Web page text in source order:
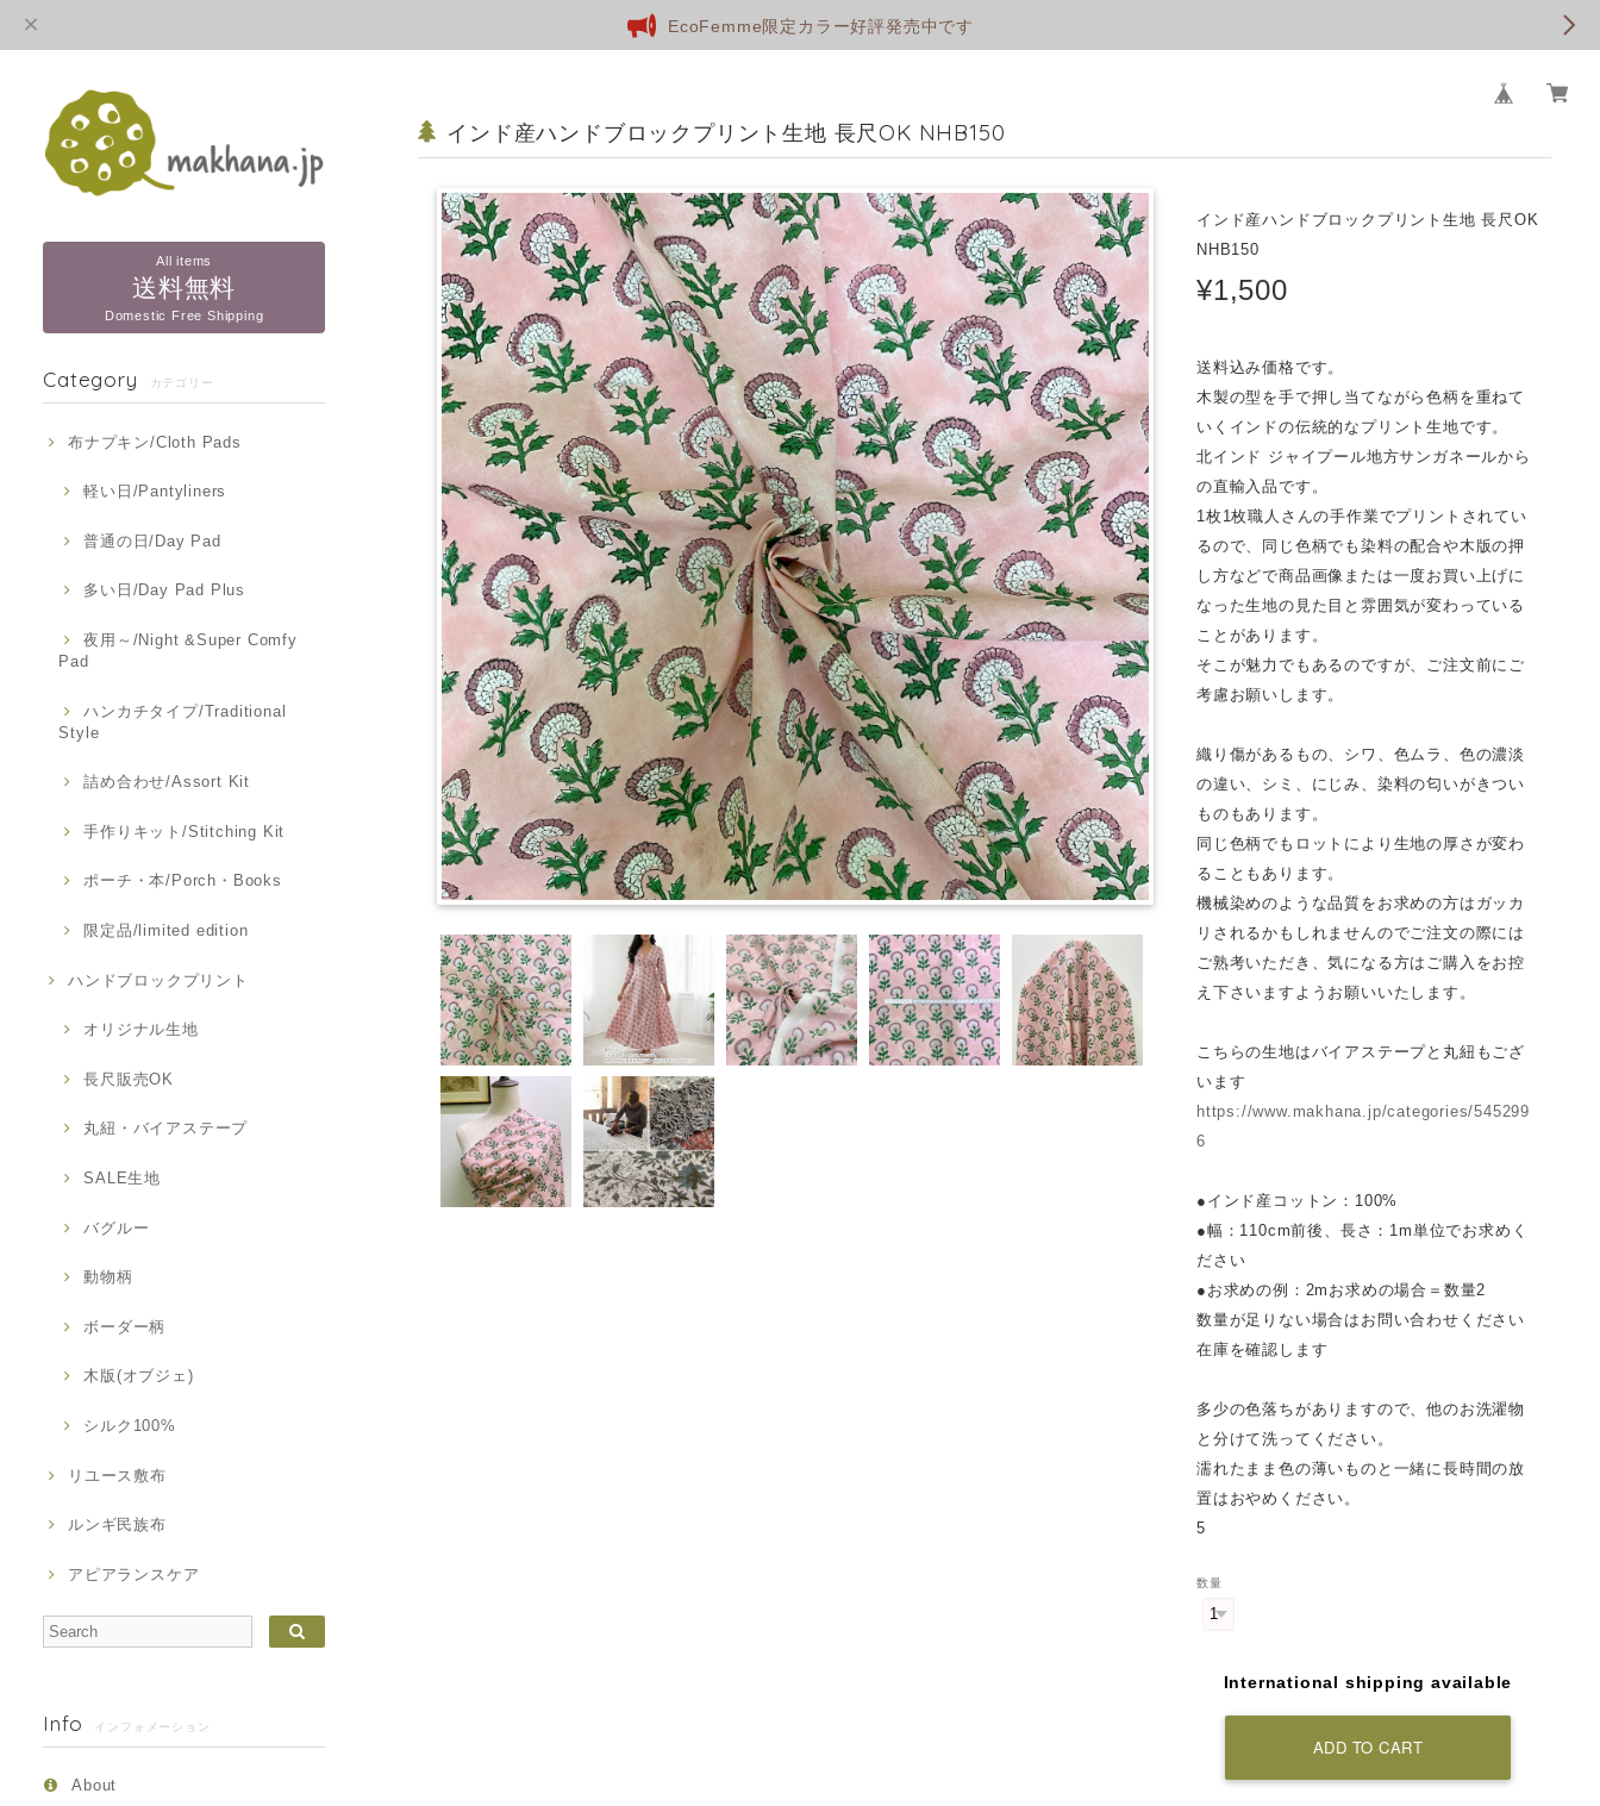
EcoFemme限定カラー好評発売中です
All items
送料無料
Domestic Free Shipping
Category カテゴリー
布ナプキン/Cloth Pads
軽い日/Pantyliners
普通の日/Day Pad
多い日/Day Pad Plus
夜用～/Night &Super Comfy
Pad
ハンカチタイプ/Traditional
Style
詰め合わせ/Assort Kit
手作りキット/Stitching Kit
ポーチ・本/Porch・Books
限定品/limited edition
ハンドブロックプリント
オリジナル生地
長尺販売OK
丸紐・バイアステープ
SALE生地
バグルー
動物柄
ボーダー柄
木版(オブジェ)
シルク100%
リユース敷布
ルンギ民族布
アピアランスケア
Info インフォメーション
About
インド産ハンドブロックプリント生地 長尺OK NHB150
インド産ハンドブロックプリント生地 長尺OK
NHB150
¥1,500
送料込み価格です。
木製の型を手で押し当てながら色柄を重ねて
いくインドの伝統的なプリント生地です。
北インド ジャイプール地方サンガネールから
の直輸入品です。
1枚1枚職人さんの手作業でプリントされてい
るので、同じ色柄でも染料の配合や木版の押
し方などで商品画像または一度お買い上げに
なった生地の見た目と雰囲気が変わっている
ことがあります。
そこが魅力でもあるのですが、ご注文前にご
考慮お願いします。
織り傷があるもの、シワ、色ムラ、色の濃淡
の違い、シミ、にじみ、染料の匂いがきつい
ものもあります。
同じ色柄でもロットにより生地の厚さが変わ
ることもあります。
機械染めのような品質をお求めの方はガッカ
リされるかもしれませんのでご注文の際には
ご熟考いただき、気になる方はご購入をお控
え下さいますようお願いいたします。
こちらの生地はバイアステープと丸紐もござ
います
https://www.makhana.jp/categories/545299
6
●インド産コットン：100%
●幅：110cm前後、長さ：1m単位でお求めく
ださい
●お求めの例：2mお求めの場合＝数量2
数量が足りない場合はお問い合わせください
在庫を確認します
多少の色落ちがありますので、他のお洗濯物
と分けて洗ってください。
濡れたまま色の薄いものと一緒に長時間の放
置はおやめください。
5
数量
International shipping available
ADD TO CART